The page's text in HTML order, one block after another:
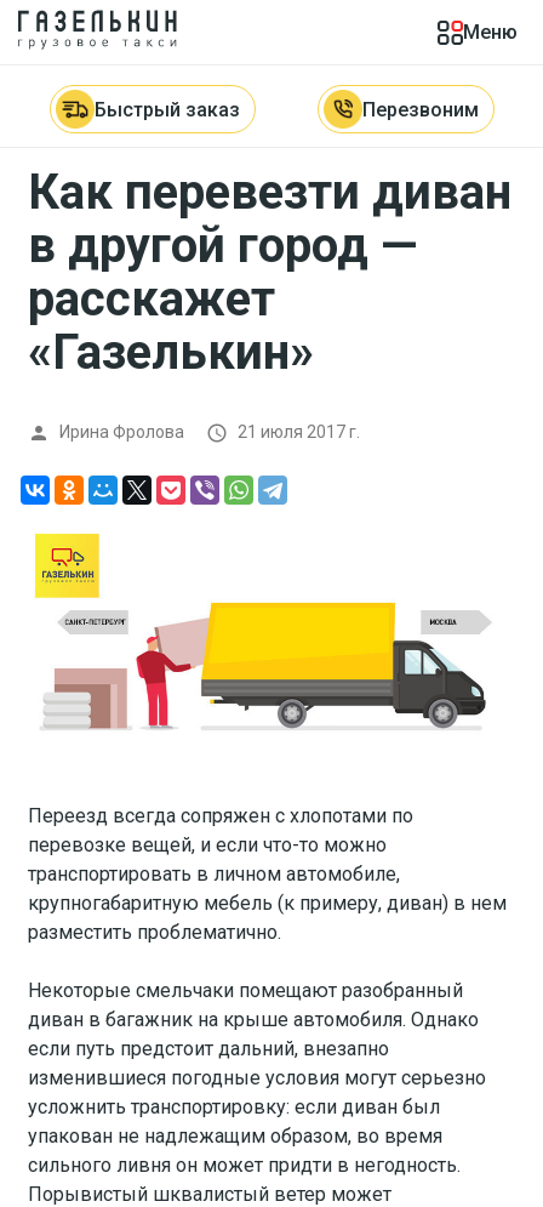
Меню
Быстрый заказ Перезвоним
Главная  Блог 
Как перевезти диван в другой город —
Как перевезти диван
в другой город —
расскажет
«Газелькин»
 Ирина Фролова  21 июля 2017 г.
Переезд всегда сопряжен с хлопотами по
перевозке вещей, и если что-то можно
транспортировать в личном автомобиле,
крупногабаритную мебель (к примеру, диван) в нем
разместить проблематично.
Некоторые смельчаки помещают разобранный
диван в багажник на крыше автомобиля. Однако
если путь предстоит дальний, внезапно
изменившиеся погодные условия могут серьезно
усложнить транспортировку: если диван был
упакован не надлежащим образом, во время
сильного ливня он может придти в негодность.
Порывистый шквалистый ветер может